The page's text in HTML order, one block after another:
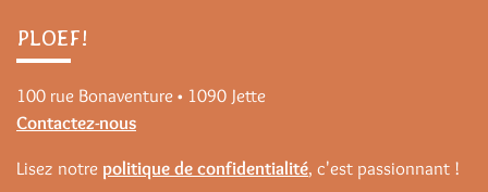
PLOEF!
100 rue Bonaventure • 1090 Jette
Contactez-nous
Lisez notre politique de confidentialité, c'est passionnant !